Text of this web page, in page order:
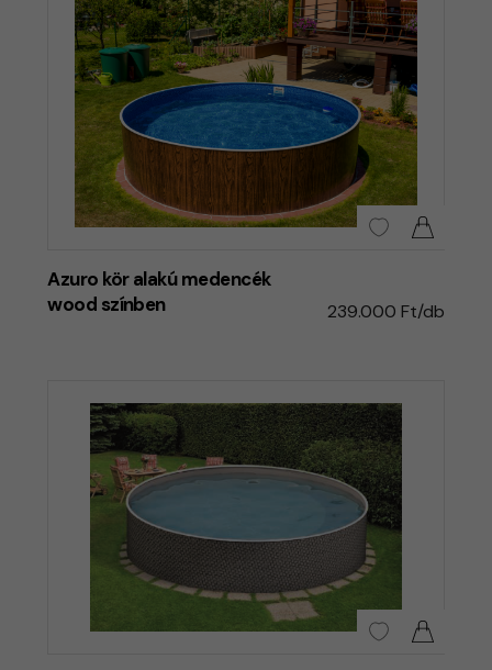
Azuro kör alakú medencék
wood színben
239.000 Ft/db